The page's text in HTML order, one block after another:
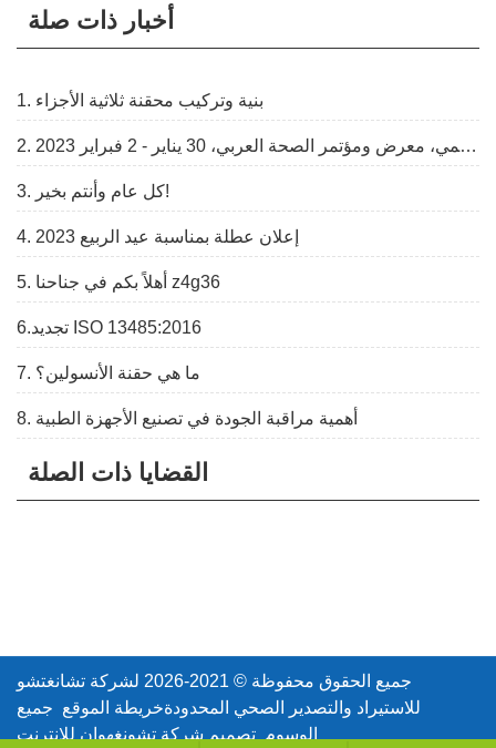
أخبار ذات صلة
1. بنية وتركيب محقنة ثلاثية الأجزاء
2. مركز دبي التجاري العالمي، معرض ومؤتمر الصحة العربي، 30 يناير - 2 فبراير 2023
3. كل عام وأنتم بخير!
4. إعلان عطلة بمناسبة عيد الربيع 2023
5. أهلاً بكم في جناحنا z4g36
6.تجديد ISO 13485:2016
7. ما هي حقنة الأنسولين؟
8. أهمية مراقبة الجودة في تصنيع الأجهزة الطبية
القضايا ذات الصلة
جميع الحقوق محفوظة © 2021-2026 لشركة تشانغتشو
للاستيراد والتصدير الصحي المحدودةخريطة الموقع جميع
الوسوم تصميم شركة تشونغهوان للإنترنت